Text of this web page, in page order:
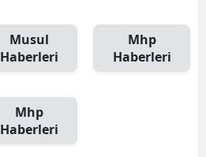
Musul
Haberleri
Mhp
Haberleri
Mhp
Haberleri